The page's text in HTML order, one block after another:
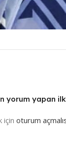
yorum yapan
için oturum